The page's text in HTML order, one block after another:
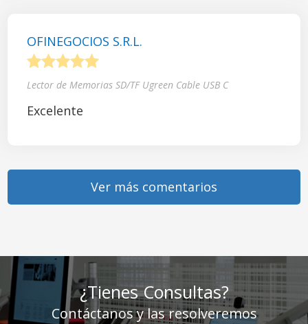
OFINEGOCIOS S.R.L.
Lector de Memorias SD/TF Ugreen Cable USB C
Excelente
Ver más comentarios
¿Tienes Consultas?
Contáctanos y las resolveremos